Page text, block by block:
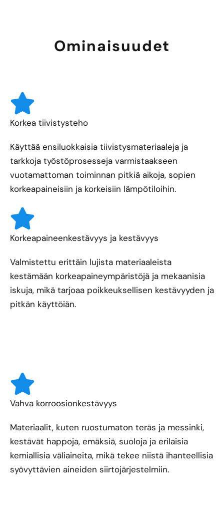
Ominaisuudet
Korkea tiivistysteho
Käyttää ensiluokkaisia tiivistysmateriaaleja ja
tarkkoja työstöprosesseja varmistaakseen
vuotamattoman toiminnan pitkiä aikoja, sopien
korkeapaineisiin ja korkeisiin lämpötiloihin.
Korkeapaineenkestävyys ja kestävyys
Valmistettu erittäin lujista materiaaleista
kestämään korkeapaineympäristöjä ja mekaanisia
iskuja, mikä tarjoaa poikkeuksellisen kestävyyden ja
pitkän käyttöiän.
Vahva korroosionkestävyys
Materiaalit, kuten ruostumaton teräs ja messinki,
kestävät happoja, emäksiä, suoloja ja erilaisia
kemiallisia väliaineita, mikä tekee niistä ihanteellisia
syövyttävien aineiden siirtojärjestelmiin.